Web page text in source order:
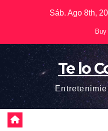
Sáb. Ago 8th,
Buy
Te lo